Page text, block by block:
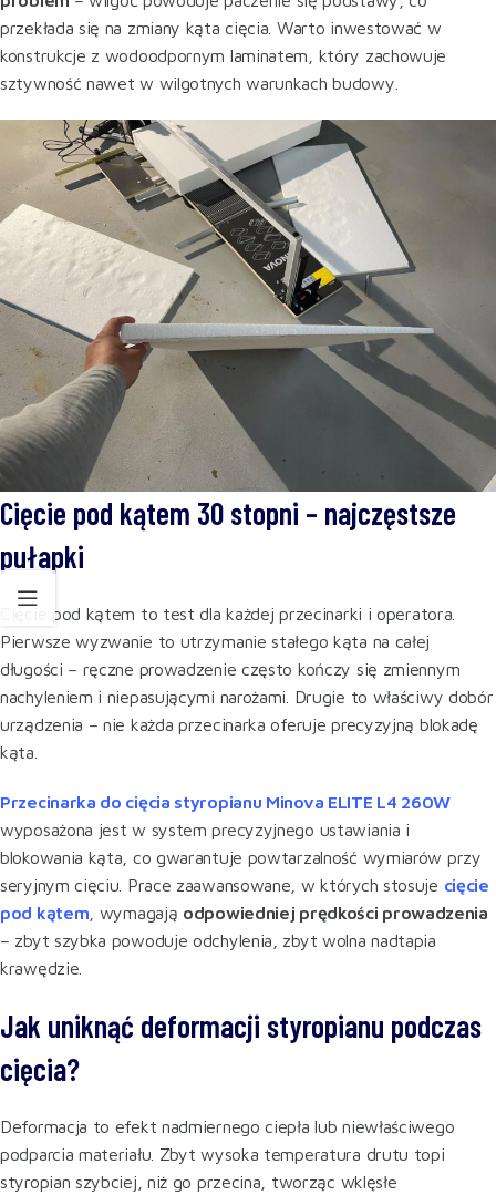
przekłada się na zmiany kąta cięcia. Warto inwestować w
konstrukcje z wodoodpornym laminatem, który zachowuje
sztywność nawet w wilgotnych warunkach budowy.
Cięcie pod kątem 30 stopni – najczęstsze
pułapki
Cięcie pod kątem to test dla każdej przecinarki i operatora.
Pierwsze wyzwanie to utrzymanie stałego kąta na całej
długości – ręczne prowadzenie często kończy się zmiennym
nachyleniem i niepasującymi narożami. Drugie to właściwy dobór
urządzenia – nie każda przecinarka oferuje precyzyjną blokadę
kąta.
Przecinarka do cięcia styropianu Minova ELITE L4 260W
wyposażona jest w system precyzyjnego ustawiania i
blokowania kąta, co gwarantuje powtarzalność wymiarów przy
seryjnym cięciu. Prace zaawansowane, w których stosuje cięcie
pod kątem , wymagają odpowiedniej prędkości prowadzenia
– zbyt szybka powoduje odchylenia, zbyt wolna nadtapia
krawędzie.
Jak uniknąć deformacji styropianu podczas
cięcia?
Deformacja to efekt nadmiernego ciepła lub niewłaściwego
podparcia materiału. Zbyt wysoka temperatura drutu topi
styropian szybciej, niż go przecina, tworząc wklęsłe